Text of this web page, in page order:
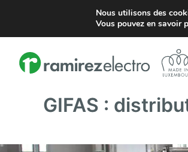
Zare Ouest 5 L-4384 Ehlerange
GIFAS :
Nous utilisons des
Vous pouvez en savoir